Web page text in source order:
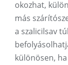
okozhat,
más
a szalicilsav
különösen,